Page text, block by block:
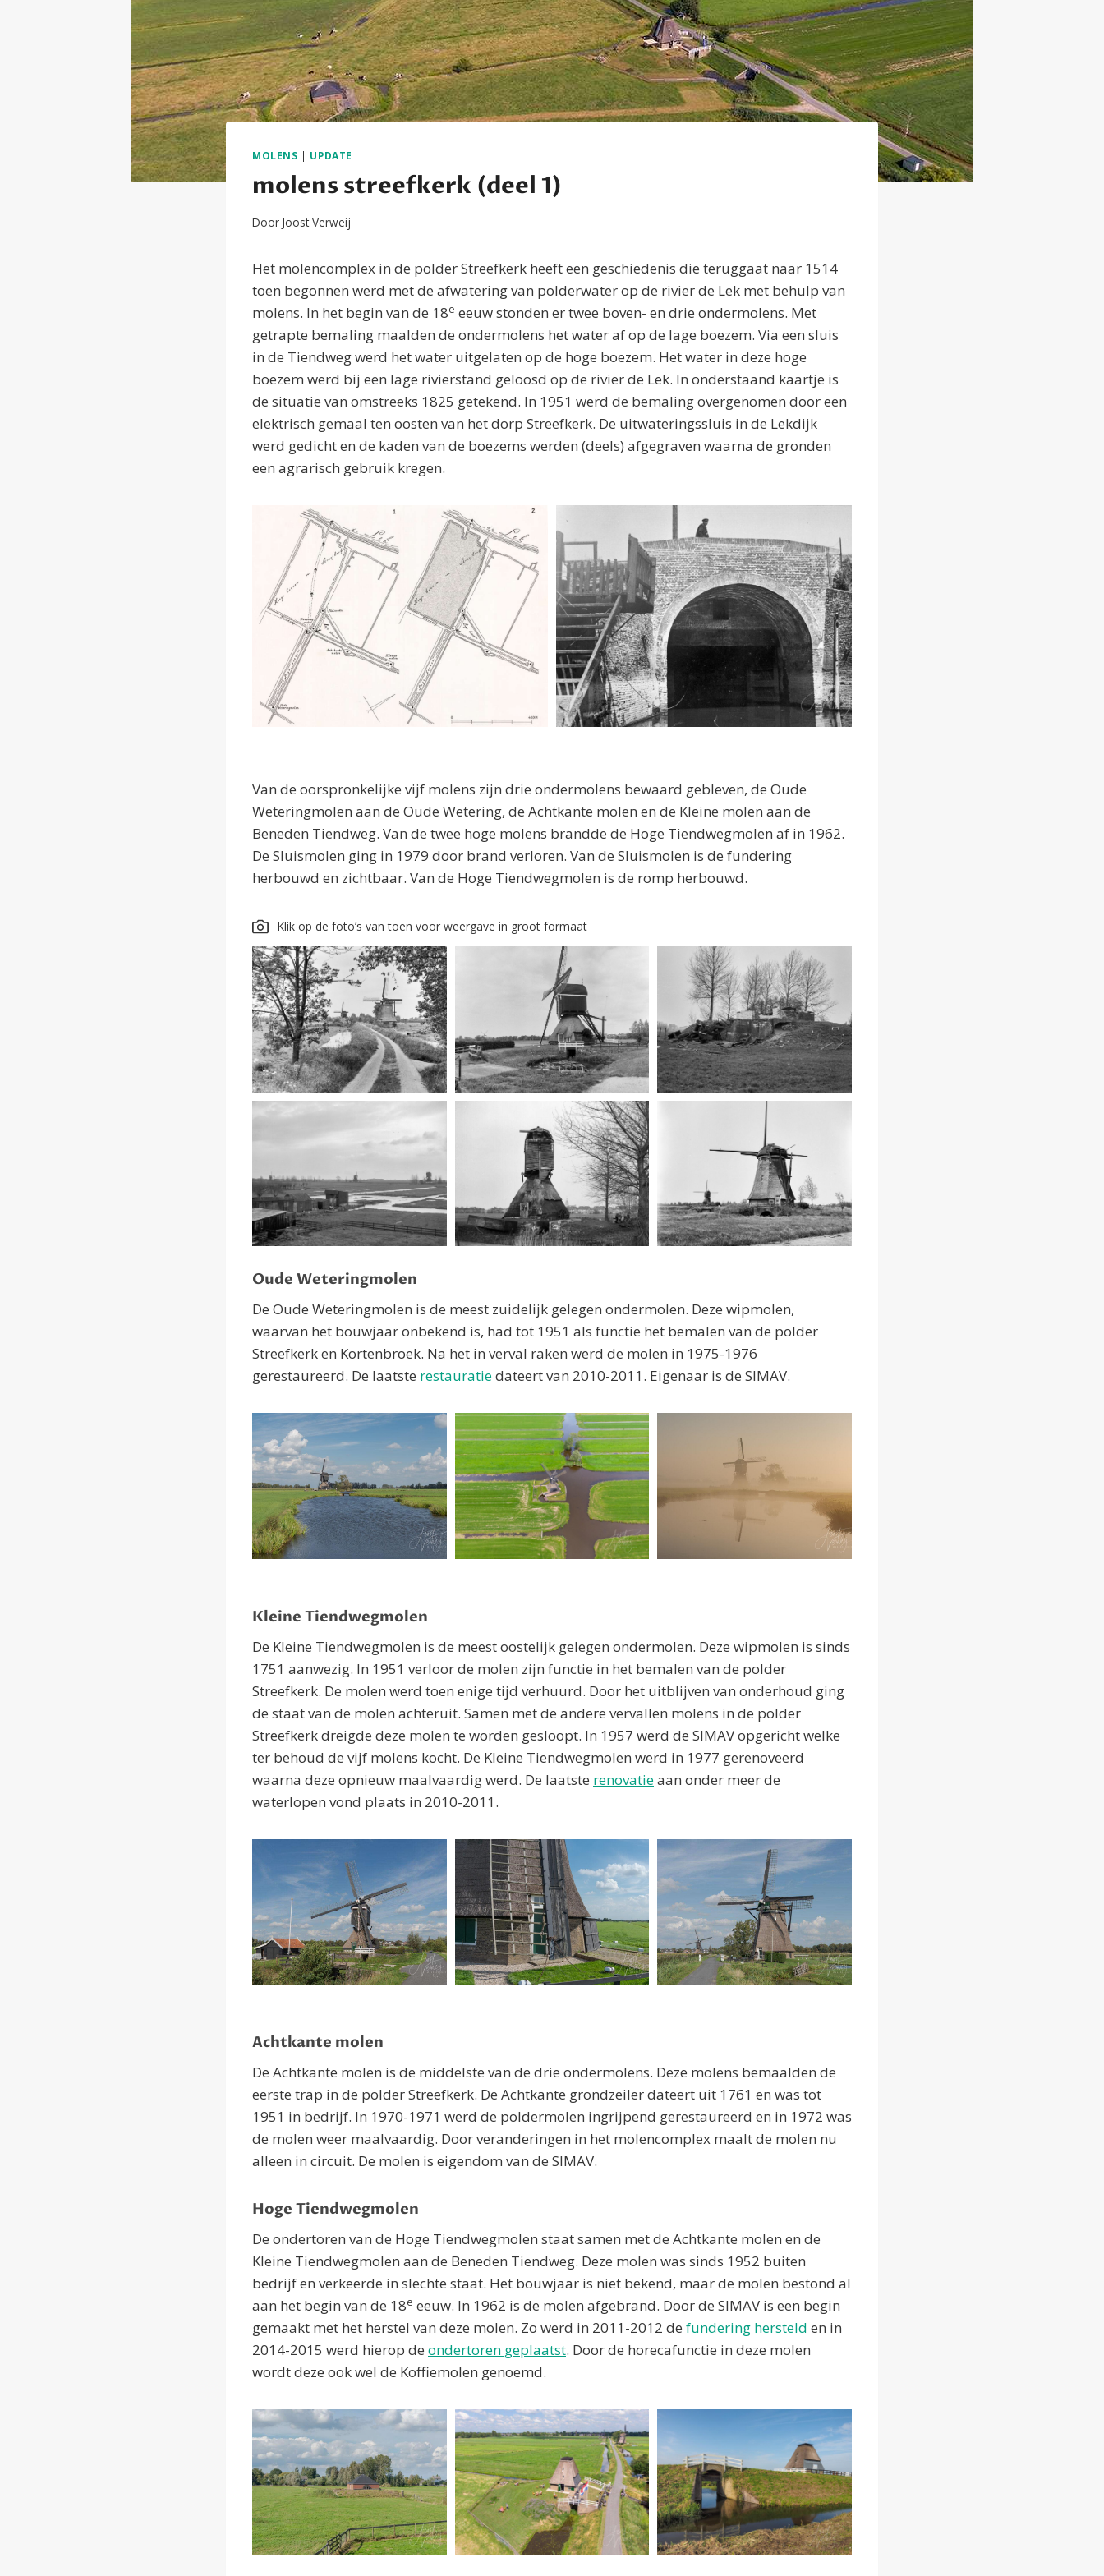
MOLENS | UPDATE
molens streefkerk (deel 1)
Door Joost Verweij
Het molencomplex in de polder Streefkerk heeft een geschiedenis die teruggaat naar 1514
toen begonnen werd met de afwatering van polderwater op de rivier de Lek met behulp van
molens. In het begin van de 18e eeuw stonden er twee boven- en drie ondermolens. Met
getrapte bemaling maalden de ondermolens het water af op de lage boezem. Via een sluis
in de Tiendweg werd het water uitgelaten op de hoge boezem. Het water in deze hoge
boezem werd bij een lage rivierstand geloosd op de rivier de Lek. In onderstaand kaartje is
de situatie van omstreeks 1825 getekend. In 1951 werd de bemaling overgenomen door een
elektrisch gemaal ten oosten van het dorp Streefkerk. De uitwateringssluis in de Lekdijk
werd gedicht en de kaden van de boezems werden (deels) afgegraven waarna de gronden
een agrarisch gebruik kregen.
Van de oorspronkelijke vijf molens zijn drie ondermolens bewaard gebleven, de Oude
Weteringmolen aan de Oude Wetering, de Achtkante molen en de Kleine molen aan de
Beneden Tiendweg. Van de twee hoge molens brandde de Hoge Tiendwegmolen af in 1962.
De Sluismolen ging in 1979 door brand verloren. Van de Sluismolen is de fundering
herbouwd en zichtbaar. Van de Hoge Tiendwegmolen is de romp herbouwd.
Klik op de foto’s van toen voor weergave in groot formaat
Oude Weteringmolen
De Oude Weteringmolen is de meest zuidelijk gelegen ondermolen. Deze wipmolen,
waarvan het bouwjaar onbekend is, had tot 1951 als functie het bemalen van de polder
Streefkerk en Kortenbroek. Na het in verval raken werd de molen in 1975-1976
gerestaureerd. De laatste restauratiedateert van 2010-2011. Eigenaar is de SIMAV.
Kleine Tiendwegmolen
De Kleine Tiendwegmolen is de meest oostelijk gelegen ondermolen. Deze wipmolen is sinds
1751 aanwezig. In 1951 verloor de molen zijn functie in het bemalen van de polder
Streefkerk. De molen werd toen enige tijd verhuurd. Door het uitblijven van onderhoud ging
de staat van de molen achteruit. Samen met de andere vervallen molens in de polder
Streefkerk dreigde deze molen te worden gesloopt. In 1957 werd de SIMAV opgericht welke
ter behoud de vijf molens kocht. De Kleine Tiendwegmolen werd in 1977 gerenoveerd
waarna deze opnieuw maalvaardig werd. De laatste renovatieaan onder meer de
waterlopen vond plaats in 2010-2011.
Achtkante molen
De Achtkante molen is de middelste van de drie ondermolens. Deze molens bemaalden de
eerste trap in de polder Streefkerk. De Achtkante grondzeiler dateert uit 1761 en was tot
1951 in bedrijf. In 1970-1971 werd de poldermolen ingrijpend gerestaureerd en in 1972 was
de molen weer maalvaardig. Door veranderingen in het molencomplex maalt de molen nu
alleen in circuit. De molen is eigendom van de SIMAV.
Hoge Tiendwegmolen
De ondertoren van de Hoge Tiendwegmolen staat samen met de Achtkante molen en de
Kleine Tiendwegmolen aan de Beneden Tiendweg. Deze molen was sinds 1952 buiten
bedrijf en verkeerde in slechte staat. Het bouwjaar is niet bekend, maar de molen bestond al
aan het begin van de 18e eeuw. In 1962 is de molen afgebrand. Door de SIMAV is een begin
gemaakt met het herstel van deze molen. Zo werd in 2011-2012 de fundering hersteld en in
2014-2015 werd hierop de ondertoren geplaatst. Door de horecafunctie in deze molen
wordt deze ook wel de Koffiemolen genoemd.